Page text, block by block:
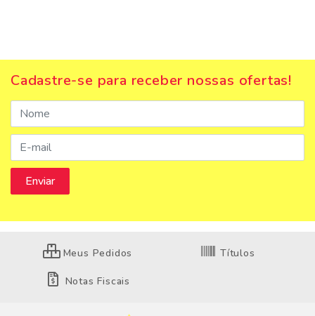
Cadastre-se para receber nossas ofertas!
Meus Pedidos Títulos
Notas Fiscais